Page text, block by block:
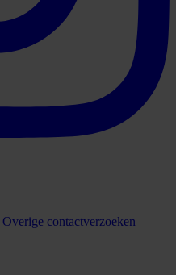
Overige contactverzoeken